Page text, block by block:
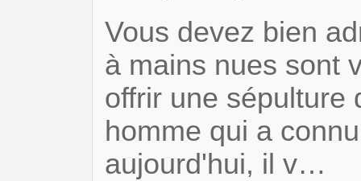
Vous devez bien
à mains nues sont
offrir une sépulture
homme qui a
aujourd'hui, il v…